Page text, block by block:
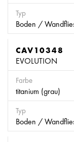
Typ
Boden /
CAV10348
EVOLUTION
Farbe
titanium (grau)
Typ
Boden /